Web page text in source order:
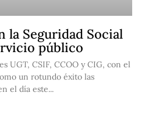
la Seguridad Social
público
UGT, CSIF, CCOO y CIG, con el
un rotundo éxito las
el día este...